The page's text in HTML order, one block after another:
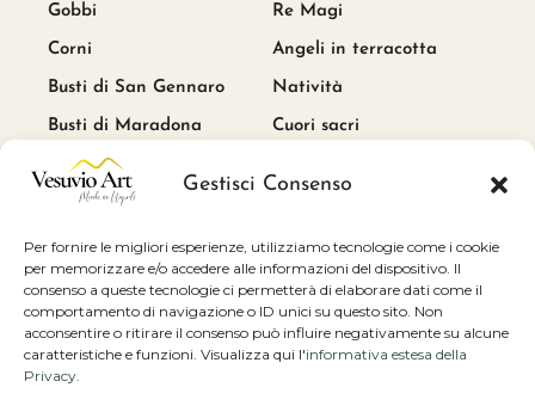
Gestisci Consenso
Per fornire le migliori esperienze, utilizziamo tecnologie come i cookie
per memorizzare e/o accedere alle informazioni del dispositivo. Il
consenso a queste tecnologie ci permetterà di elaborare dati come il
comportamento di navigazione o ID unici su questo sito. Non
acconsentire o ritirare il consenso può influire negativamente su alcune
caratteristiche e funzioni. Visualizza qui l'informativa estesa della
Privacy
Gobbi
Corni
Busti di San Gennaro
Busti di Maradona
Re Magi
Angeli in terracotta
Natività
Cuori sacri
Link utili
Cookie e privacy policy
Condizioni di vendita
Scrivici